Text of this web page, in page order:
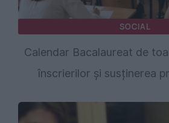
SOCIAL
Calendar Bacalaureat de
înscrierilor și susținerea